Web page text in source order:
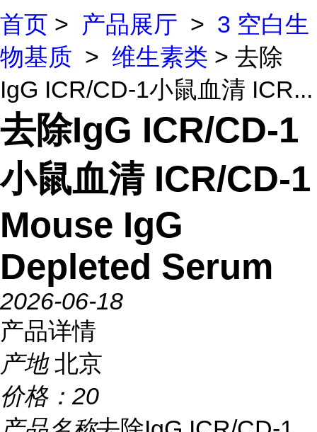
首页 > 产品展厅 > 3 空白生
物基质 > 维生素类 > 去除
IgG ICR/CD-1小鼠血清 ICR...
去除IgG ICR/CD-1
小鼠血清 ICR/CD-1
Mouse IgG
Depleted Serum
2026-06-18
产品详情
产地 北京
价格： 20